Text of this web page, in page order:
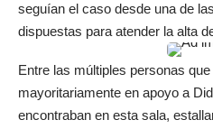
seguían el caso desde una de
dispuestas para atender la alta
Entre las múltiples personas
mayoritariamente en apoyo a
encontraban en esta sala,